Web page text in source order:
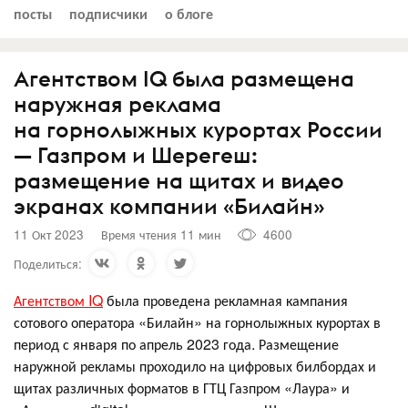
посты подписчики о блоге
Агентством IQ была размещена
наружная реклама
на горнолыжных курортах России
— Газпром и Шерегеш:
размещение на щитах и видео
экранах компании «Билайн»
11 Окт 2023 Время чтения 11 мин
4600
Поделиться:
Агентством IQбыла проведена рекламная кампания
сотового оператора «Билайн» на горнолыжных курортах в
период с января по апрель 2023 года. Размещение
наружной рекламы проходило на цифровых билбордах и
щитах различных форматов в ГТЦ Газпром «Лаура» и